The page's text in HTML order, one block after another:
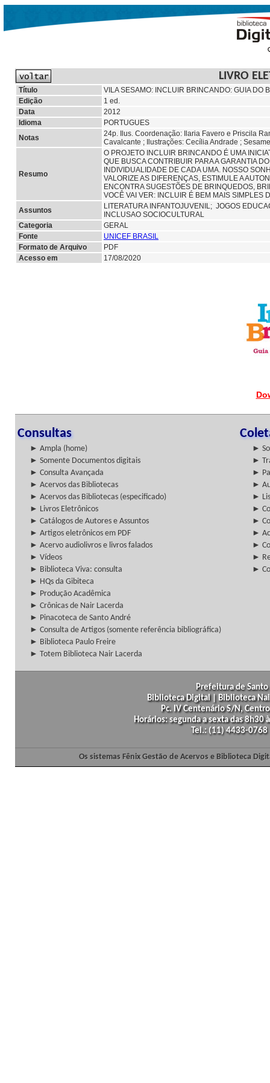
LIVRO
Título
VILA SESAMO: INCLUIR BRINCANDO: GUIA DO
Edição
1 ed.
Data
2012
Idioma
PORTUGUES
Notas
24p. Ilus. Coordenação: Ilaria Favero e Priscila
Cavalcante ; Ilustrações: Cecília Andrade ;
Resumo
O PROJETO INCLUIR BRINCANDO É UMA
QUE BUSCA CONTRIBUIR PARA A GARANTIA
INDIVIDUALIDADE DE CADA UMA. NOSSO
VALORIZE AS DIFERENÇAS, ESTIMULE A
ENCONTRA SUGESTÕES DE BRINQUEDOS,
VOCÊ VAI VER: INCLUIR É BEM MAIS SIMPLES
Assuntos
LITERATURA INFANTOJUVENIL; JOGOS
INCLUSAO SOCIOCULTURAL
Categoria
GERAL
Fonte
UNICEF BRASIL
Formato de Arquivo
PDF
Acesso em
17/08/2020
Consultas
► Ampla (home)
►
► Somente Documentos digitais
►
► Consulta Avançada
►
► Acervos das Bibliotecas
►
► Acervos das Bibliotecas (especificado)
►
► Livros Eletrônicos
►
► Catálogos de Autores e Assuntos
►
► Artigos eletrônicos em PDF
►
► Acervo audiolivros e livros falados
►
► Vídeos
►
► Biblioteca Viva: consulta
►
► HQs da Gibiteca
► Produção Acadêmica
► Crônicas de Nair Lacerda
► Pinacoteca de Santo André
► Consulta de Artigos (somente referência bibliográfica)
► Biblioteca Paulo Freire
► Totem Biblioteca Nair Lacerda
Prefeitura de
Biblioteca Digital | Biblioteca
Pc. IV Centenário S/N,
Horários: segunda a sexta das
Tel.: (11) 4433-
Os sistemas Fênix Gestão de Acervos e Biblioteca